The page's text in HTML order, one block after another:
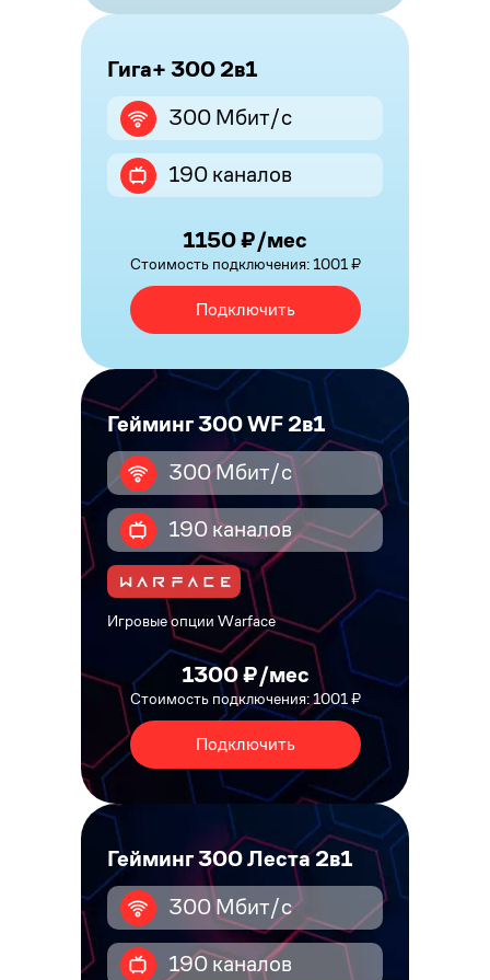
Гига+ 300 2в1
300 Мбит/с
190 каналов
1150 ₽/мес
Стоимость подключения: 1001 ₽
Подключить
Гейминг 300 WF 2в1
300 Мбит/с
190 каналов
Игровые опции Warface
1300 ₽/мес
Стоимость подключения: 1001 ₽
Подключить
Гейминг 300 Леста 2в1
300 Мбит/с
190 каналов